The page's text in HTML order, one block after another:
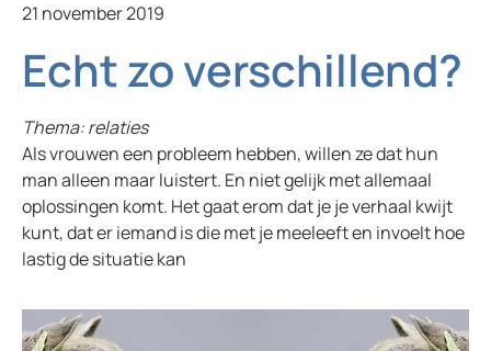
21 november 2019
Echt zo verschillend?
Thema: relaties
Als vrouwen een probleem hebben, willen ze dat hun
man alleen maar luistert. En niet gelijk met allemaal
oplossingen komt. Het gaat erom dat je je verhaal kwijt
kunt, dat er iemand is die met je meeleeft en invoelt hoe
lastig de situatie kan